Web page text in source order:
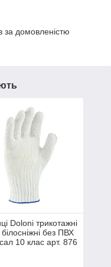
за домовленістю
Doloni трикотажні
білосніжні без ПВХ
10 клас арт. 876